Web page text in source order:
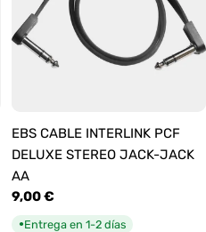
EBS CABLE INTERLINK PCF
DELUXE STEREO JACK-JACK
AA
Precio
habitual
9,00 €
●Entrega en 1-2 días